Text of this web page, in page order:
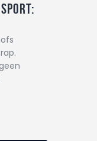
Sport: